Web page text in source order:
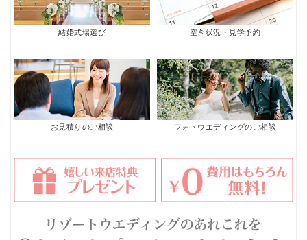
結婚式場選び 空き状況・見学予約
お見積りのご相談 フォトウエディングのご相談